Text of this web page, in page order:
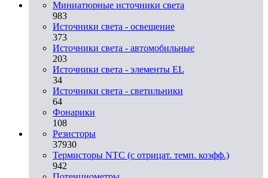
Миниатюрные источники света
983
Источники света - освещение
373
Источники света - автомобильные
203
Источники света - элементы EL
34
Источники света - светильники
64
Фонарики
108
Резисторы
37930
Термисторы NTC (с отрицат. темп. коэфф.)
942